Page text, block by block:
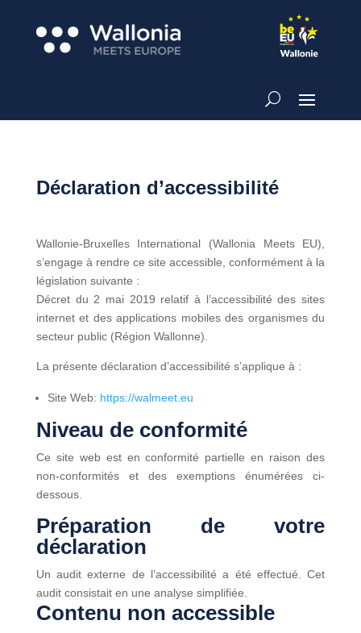
Déclaration d’accessibilité
Wallonie-Bruxelles International (Wallonia Meets EU),
s’engage à rendre ce site accessible, conformément à la
législation suivante :
Décret du 2 mai 2019 relatif à l’accessibilité des sites
internet et des applications mobiles des organismes du
secteur public (Région Wallonne).
La présente déclaration d’accessibilité s’applique à :
Site Web: https://walmeet.eu
Niveau de conformité
Ce site web est en conformité partielle en raison des
non-conformités et des exemptions énumérées ci-
dessous.
Préparation de votre
déclaration
Un audit externe de l’accessibilité a été effectué. Cet
audit consistait en une analyse simplifiée.
Contenu non accessible